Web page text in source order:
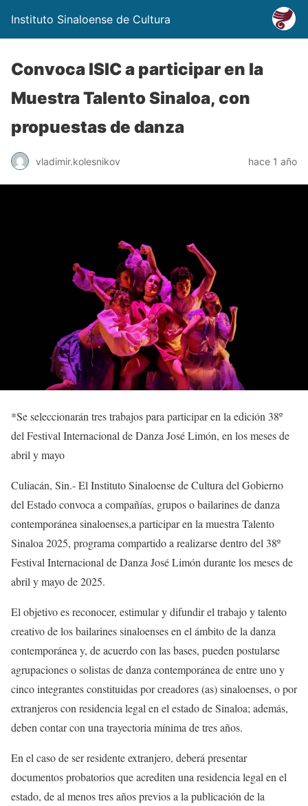
Instituto Sinaloense de Cultura
Convoca ISIC a participar en la
Muestra Talento Sinaloa, con
propuestas de danza
vladimir.kolesnikov hace 1 año
*Seseleccionarán trestrabajospara participar en la edición 38º
del Festival Internacional de Danza José Limón, en los meses de
abril y mayo
Culiacán, Sin.-El Instituto Sinaloense de Cultura del Gobierno
del Estado convoca a compañías, grupos o bailarines de danza
contemporánea sinaloenses,a participar en la muestra Talento
Sinaloa 2025, programa compartido a realizarse dentro del 38º
Festival Internacional de Danza José Limón durante los meses de
abril y mayode 2025.
El objetivo esreconocer, estimular y difundir el trabajo y talento
creativo de los bailarines sinaloenses en el ámbito de la danza
contemporánea y, de acuerdo con las bases, pueden postularse
agrupaciones o solistas de danza contemporánea de entre uno y
cinco integrantes constituidas por creadores(as) sinaloenses, o por
extranjeros con residencia legal en el estado de Sinaloa; además,
deben contar con una trayectoria mínima de tres años.
En el caso de ser residente extranjero, deberá presentar
documentos probatorios que acrediten una residencia legal en el
estado, de al menos tres años previos a la publicación de la